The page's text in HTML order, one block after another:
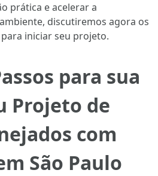
prática e acelerar a
discutiremos agora os
iniciar seu projeto.
para sua
Projeto de
com
São Paulo